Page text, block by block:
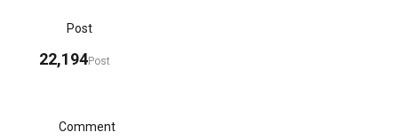
Post
22,194Post
Comment